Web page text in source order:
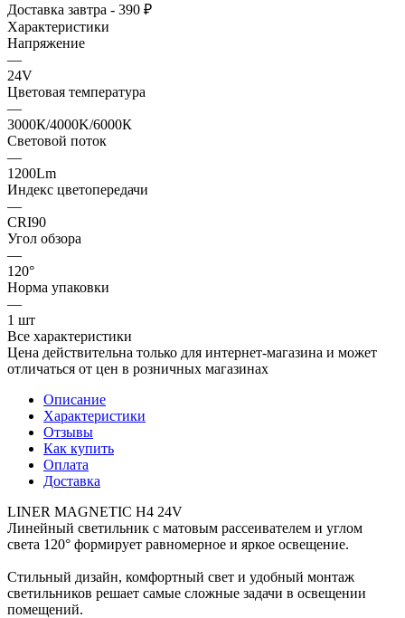
Доставка завтра - 390 ₽
Характеристики
Напряжение
—
24V
Цветовая температура
—
3000К/4000K/6000К
Световой поток
—
1200Lm
Индекс цветопередачи
—
CRI90
Угол обзора
—
120°
Норма упаковки
—
1 шт
Все характеристики
Цена действительна только для интернет-магазина и может
отличаться от цен в розничных магазинах
Описание
Характеристики
Отзывы
Как купить
Оплата
Доставка
LINER MAGNETIC H4 24V
Линейный светильник с матовым рассеивателем и углом
света 120° формирует равномерное и яркое освещение.
Стильный дизайн, комфортный свет и удобный монтаж
светильников решает самые сложные задачи в освещении
помещений.